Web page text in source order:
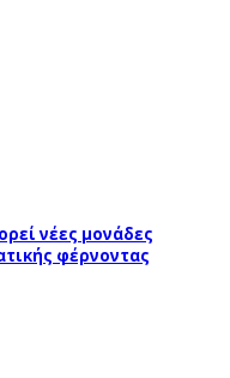
νέες μονάδες
φέρνοντας